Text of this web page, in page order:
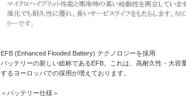
EFB (Enhanced Flooded Battery) テクノロジーを採用
バッテリーの新しい総称であるEFB。これは、高耐久性・大
するヨーロッパでの採用が増えております。
＜バッテリー仕様＞